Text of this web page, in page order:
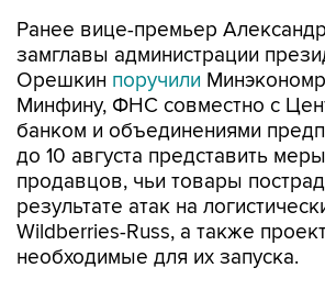
Ранее вице-премьер
замглавы администрации
Орешкин поручили
Минфину, ФНС совместно с
банком и объединениями
до 10 августа представить
продавцов, чьи товары
результате атак на
Wildberries-Russ, а также
необходимые для их запуска.